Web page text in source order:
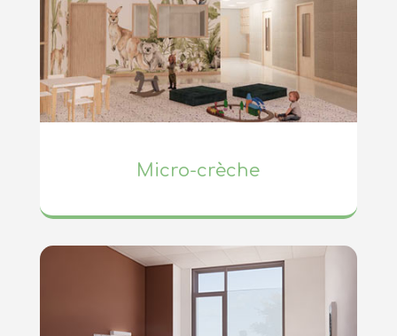
Micro-crèche